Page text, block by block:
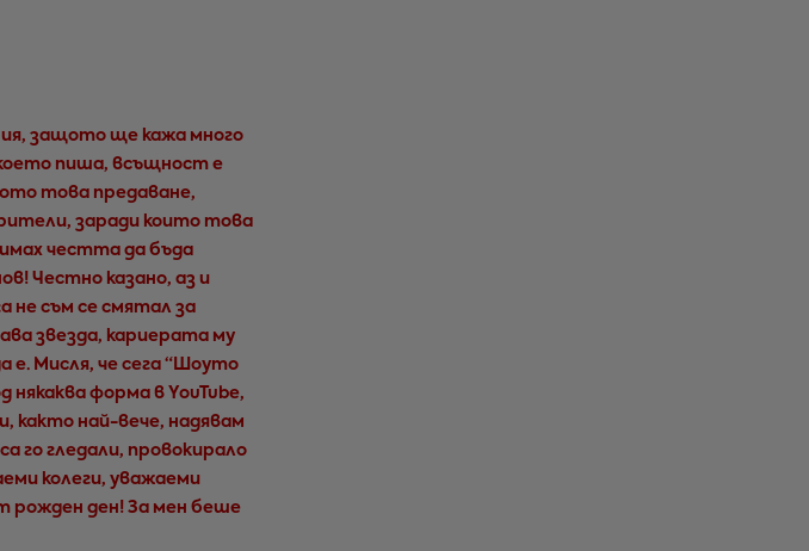
защото ще кажа много
пиша, всъщност е
това предаване,
заради които това
честта да бъда
Честно казано, аз и
не съм се смятал за
звезда, кариерата му
е. Мисля, че сега “Шоуто
форма в YouTube,
както най-вече, надявам
го гледали, провокирало
колеги, уважаеми
рожден ден! За мен беше